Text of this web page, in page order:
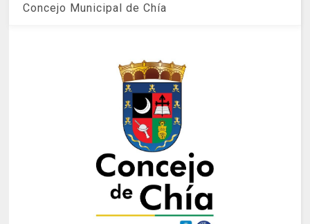
Concejo Municipal de Chía